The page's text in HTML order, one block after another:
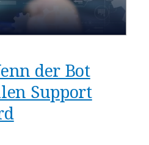
der Bot
Support